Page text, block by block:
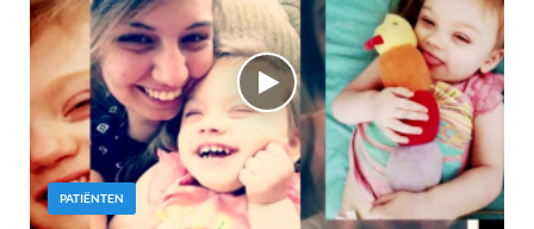
PATIËNTEN